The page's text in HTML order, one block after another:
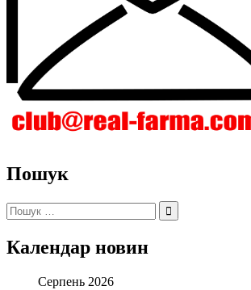
Пошук
Пошук:
Календар новин
Серпень 2026